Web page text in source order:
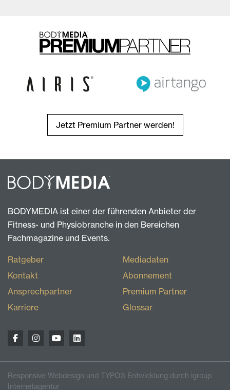
Jetzt Premium Partner werden!
BODYMEDIA ist einer der führenden Anbieter der
Fitness- und Physiobranche in den Bereichen
Fachmagazine und Events.
Ratgeber
Kontakt
Ansprechpartner
Karriere
Mediadaten
Abonnement
Premium Partner
Glossar
Responsive Webdesign und TYPO3 Entwicklung durch igroup
Internetagentur